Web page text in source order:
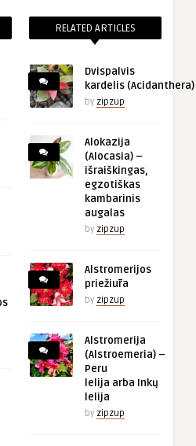
RELATED ARTICLES
Dvispalvis
kardelis (Acidanthera)
by zipzup
Alokazija
(Alocasia) –
išraiškingas,
egzotiškas
kambarinis
augalas
by zipzup
Alstromerijos
priežiūra
by zipzup
Alstromerija
(Alstroemeria) –
Peru
lelija arba Inkų
lelija
by zipzup